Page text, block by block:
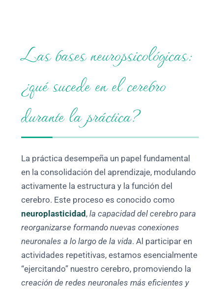
Las bases neuropsicológicas:
¿qué sucede en el cerebro
durante la práctica?
La práctica desempeña un papel fundamental
en la consolidación del aprendizaje, modulando
activamente la estructura y la función del
cerebro. Este proceso es conocido como
neuroplasticidad ,la capacidad del cerebro para
reorganizarse formando nuevas conexiones
neuronales a lo largo de la vida. Al participar en
actividades repetitivas, estamos esencialmente
“ejercitando” nuestro cerebro, promoviendo la
creación de redes neuronales más eficientes y